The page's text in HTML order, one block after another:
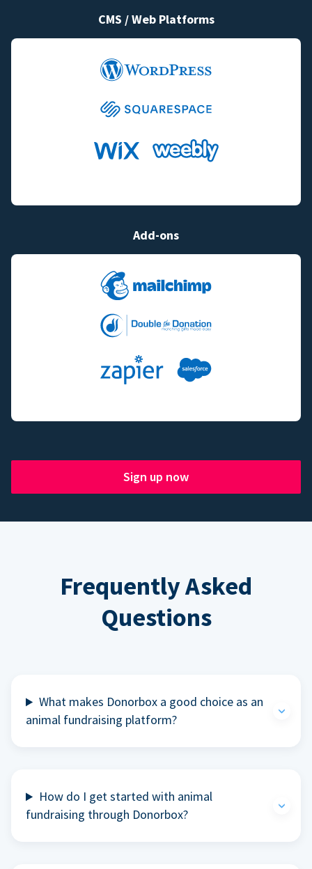
CMS / Web Platforms
Add-ons
Sign up now
Frequently Asked
Questions
What makes Donorbox a good choice as an
animal fundraising platform?
How do I get started with animal
fundraising through Donorbox?